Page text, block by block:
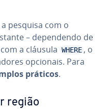
pesquisa com o
– de­pen­dendo de
a cláusula WHERE , o
opcionais. Para
práticos.
região